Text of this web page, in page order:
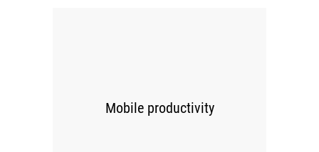
Mobile productivity